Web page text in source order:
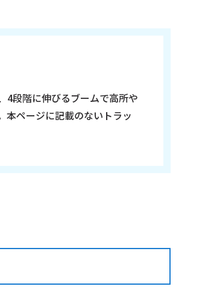
4段階に伸びるブームで高所や
本ページに記載のないトラッ